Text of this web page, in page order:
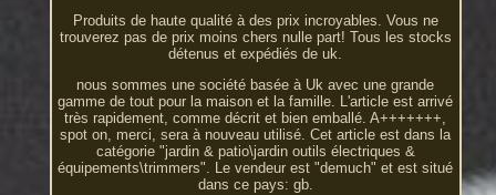
Produits de haute qualité à des prix incroyables. Vous ne
trouverez pas de prix moins chers nulle part! Tous les stocks
détenus et expédiés de uk.
nous sommes une société basée à Uk avec une grande
gamme de tout pour la maison et la famille. L'article est arrivé
très rapidement, comme décrit et bien emballé. A+++++++,
spot on, merci, sera à nouveau utilisé. Cet article est dans la
catégorie "jardin & patio\jardin outils électriques &
équipements\trimmers". Le vendeur est "demuch" et est situé
dans ce pays: gb.